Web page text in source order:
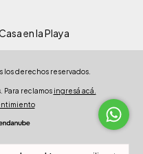
en la Playa
los derechos reservados.
Para reclamos ingresá acá.